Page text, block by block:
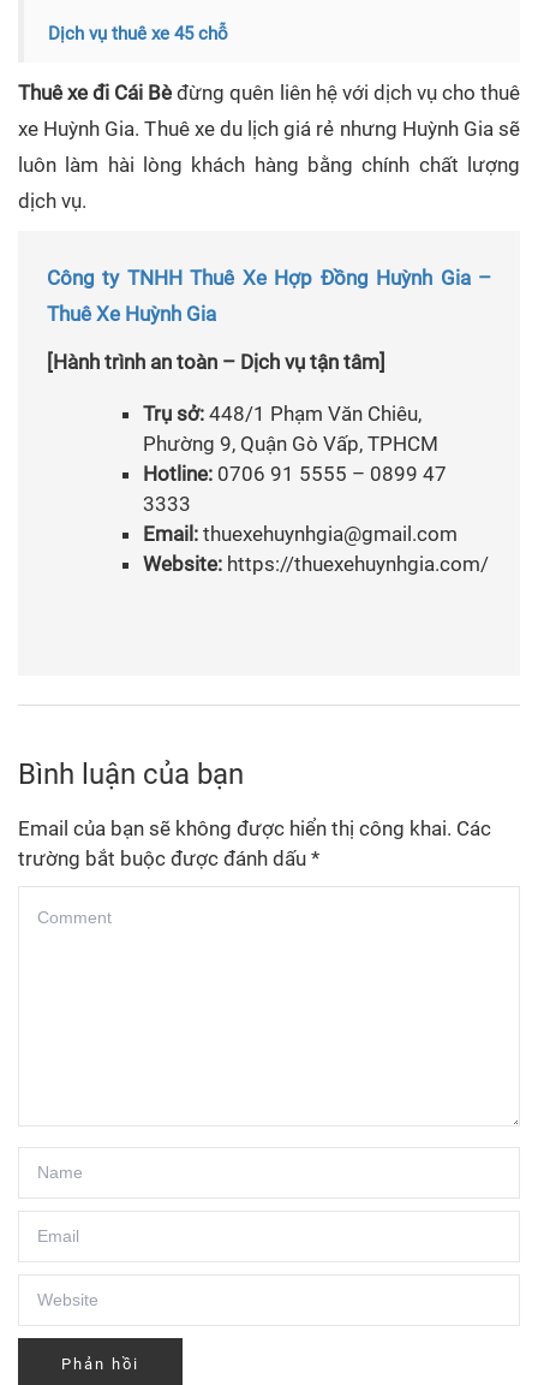
Dịch vụ thuê xe 45 chỗ
Thuê xe đi Cái Bèđừng quên liên hệ với dịch vụ cho thuê
xe Huỳnh Gia. Thuê xe du lịch giá rẻ nhưng Huỳnh Gia sẽ
luôn làm hài lòng khách hàng bằng chính chất lượng
dịch vụ.
Công ty TNHH Thuê Xe Hợp Đồng Huỳnh Gia –
Thuê Xe Huỳnh Gia
[Hành trình an toàn – Dịch vụ tận tâm]
Trụ sở: 448/1 Phạm Văn Chiêu,
Phường 9, Quận Gò Vấp, TPHCM
Hotline: 0706 91 5555 – 0899 47
3333
Email: thuexehuynhgia@gmail.com
Website: https://thuexehuynhgia.com/
Bình luận của bạn
Email của bạn sẽ không được hiển thị công khai. Các
trường bắt buộc được đánh dấu *